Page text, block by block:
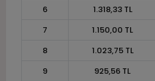
6
1.318,33 TL
7
1.150,00 TL
8
1.023,75 TL
9
925,56 TL